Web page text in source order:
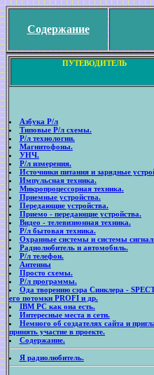
Содержание
ПУТЕВОДИТЕЛЬ
Азбука Р/л
Типовые Р/л схемы.
Р/л технологии.
Магнитофоны.
УНЧ.
Р/л измерения.
Источники питания и зарядные
Импульсная техника.
Микропроцессорная техника.
Приемные устройства.
Передающие устройства.
Приемо - передающие устройства.
Видео - телевизионная техника.
Р/л бытовая техника.
Охранные системы и системы
Радиолюбитель и автомобиль.
Р/л телефон.
Антенны
Просто схемы.
Р/л программы.
Ода творению сэра Синклера -
его потомки PROFI и др.
IBM PC как она есть.
Интересные места в сети.
Немного об создателях сайта и
принять участие в проекте.
Содержание.
Я радиолюбитель.